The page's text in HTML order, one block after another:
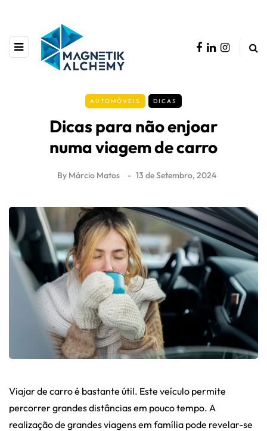
AUTOMÓVEIS DICAS
Dicas para não enjoar
numa viagem de carro
By Márcio Matos 13 de Setembro, 2024
Viajar de carro é bastante útil. Este veículo permite
percorrer grandes distâncias em pouco tempo. A
realização de grandes viagens em família pode revelar-se